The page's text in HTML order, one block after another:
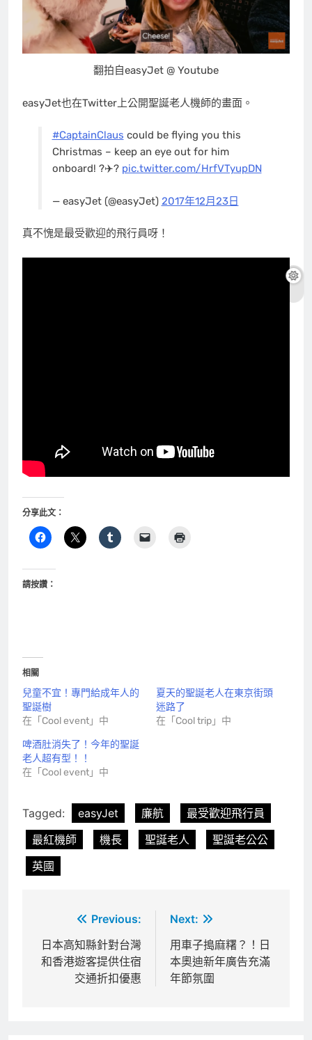
翻拍自easyJet @ Youtube
easyJet也在Twitter上公開聖誕老人機師的畫面。
#CaptainClaus could be flying you this
Christmas – keep an eye out for him
onboard! ?✈️? pic.twitter.com/HrfVTyupDN
— easyJet (@easyJet) 2017年12月23日
真不愧是最受歡迎的飛行員呀！
分享此文：
請按讚：
相關
兒童不宜！專門給成年人的
聖誕樹
在「Cool event」中
夏天的聖誕老人在東京街頭
迷路了
在「Cool trip」中
啤酒肚消失了！今年的聖誕
老人超有型！！
在「Cool event」中
Tagged: easyJet 廉航
最受歡迎飛行員
最紅機師
機長 聖誕老人
聖誕老公公
英國
章
導
Previous:
日本高知縣針對台灣
和香港遊客提供住宿
交通折扣優惠
Next:
用車子搗麻糬？！日
本奧迪新年廣告充滿
年節氛圍